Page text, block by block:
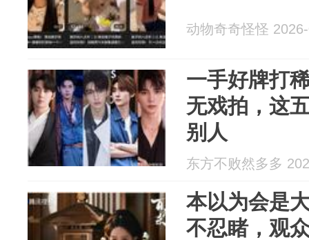
动物奇奇怪怪
一手好牌打
无戏拍，这
别人
东方不败然多多
本以为会是
不忍睹，观